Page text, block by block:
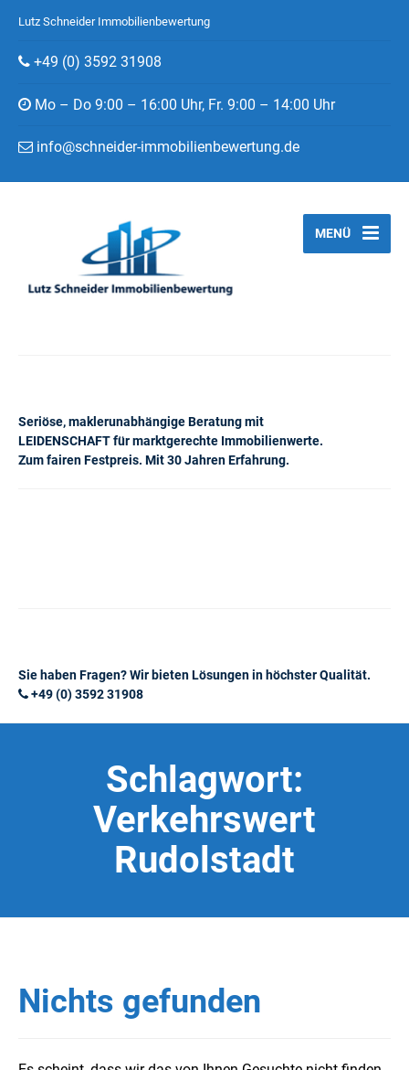
Lutz Schneider Immobilienbewertung
+49 (0) 3592 31908
Mo – Do 9:00 – 16:00 Uhr, Fr. 9:00 – 14:00 Uhr
info@schneider-immobilienbewertung.de
Seriöse, maklerunabhängige Beratung mit
LEIDENSCHAFT für marktgerechte Immobilienwerte.
Zum fairen Festpreis. Mit 30 Jahren Erfahrung.
MENÜ
Sie haben Fragen? Wir bieten Lösungen in höchster Qualität.
+49 (0) 3592 31908
Schlagwort:
Verkehrswert
Rudolstadt
Nichts gefunden